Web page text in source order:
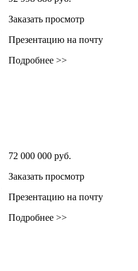
Заказать просмотр
Презентацию на почту
Подробнее >>
72 000 000 руб.
Заказать просмотр
Презентацию на почту
Подробнее >>